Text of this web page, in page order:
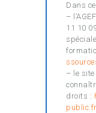
Dans
–
11 10
– le
droits :